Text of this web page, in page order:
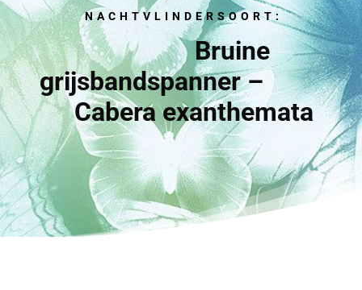
NACHTVLINDERSOORT:
Bruine
grijsbandspanner –
Cabera exanthemata